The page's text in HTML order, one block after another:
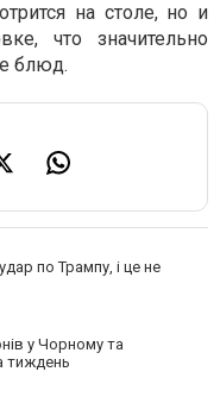
на столе, но и
что значительно
блюд.
по Трампу, і це не
у Чорному та
тиждень